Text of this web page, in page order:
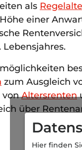
als
einer
Lebensjahres.
zum Ausgleich
vonAltersrenten
über
Hier finden